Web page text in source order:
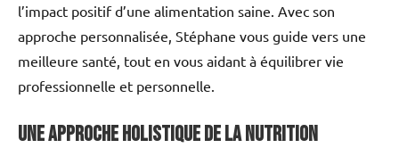
l’impact positif d’une alimentation saine. Avec son
approche personnalisée, Stéphane vous guide vers une
meilleure santé, tout en vous aidant à équilibrer vie
professionnelle et personnelle.
Une approche holistique de la nutrition